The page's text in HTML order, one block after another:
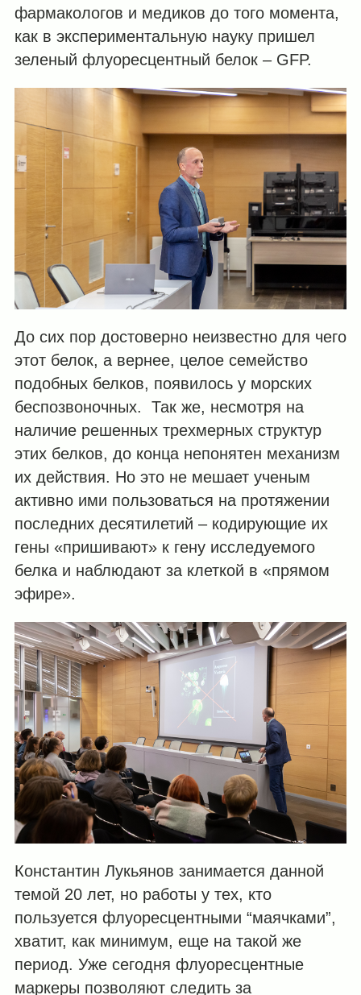
фармакологов и медиков до того момента,
как в экспериментальную науку пришел
зеленый флуоресцентный белок – GFP.
До сих пор достоверно неизвестно для чего
этот белок, а вернее, целое семейство
подобных белков, появилось у морских
беспозвоночных. Так же, несмотря на
наличие решенных трехмерных структур
этих белков, до конца непонятен механизм
их действия. Но это не мешает ученым
активно ими пользоваться на протяжении
последних десятилетий – кодирующие их
гены «пришивают» к гену исследуемого
белка и наблюдают за клеткой в «прямом
эфире».
Константин Лукьянов занимается данной
темой 20 лет, но работы у тех, кто
пользуется флуоресцентными “маячками”,
хватит, как минимум, еще на такой же
период. Уже сегодня флуоресцентные
маркеры позволяют следить за